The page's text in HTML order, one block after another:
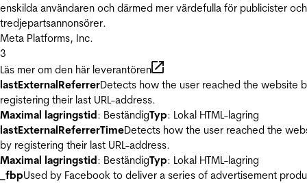
enskilda användaren och därmed mer värdefulla för publicister och
tredjepartsannonsörer.
Meta Platforms, Inc.
3
Läs mer om den här leverantören
lastExternalReferrerDetects how the user reached the website
registering their last URL-address.
Maximal lagringstid: BeständigTyp: Lokal HTML-lagring
lastExternalReferrerTimeDetects how the user reached the
by registering their last URL-address.
Maximal lagringstid: BeständigTyp: Lokal HTML-lagring
_fbpUsed by Facebook to deliver a series of advertisement